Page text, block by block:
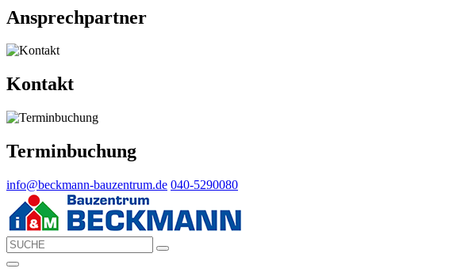
Ansprechpartner
Kontakt
Terminbuchung
info@beckmann-bauzentrum.de 040-5290080